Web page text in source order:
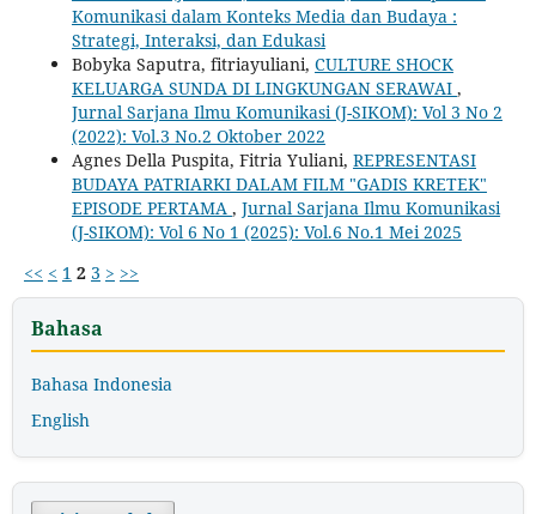
Komunikasi dalam Konteks Media dan Budaya :
Strategi, Interaksi, dan Edukasi
Bobyka Saputra, fitriayuliani, CULTURE SHOCK
KELUARGA SUNDA DI LINGKUNGAN SERAWAI ,
Jurnal Sarjana Ilmu Komunikasi (J-SIKOM): Vol 3 No 2
(2022): Vol.3 No.2 Oktober 2022
Agnes Della Puspita, Fitria Yuliani, REPRESENTASI
BUDAYA PATRIARKI DALAM FILM "GADIS KRETEK"
EPISODE PERTAMA , Jurnal Sarjana Ilmu Komunikasi
(J-SIKOM): Vol 6 No 1 (2025): Vol.6 No.1 Mei 2025
<< < 1 2 3 > >>
Bahasa
Bahasa Indonesia
English